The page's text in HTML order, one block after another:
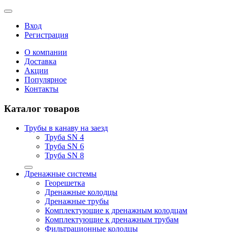
Вход
Регистрация
О компании
Доставка
Акции
Популярное
Контакты
Каталог товаров
Трубы в канаву на заезд
Труба SN 4
Труба SN 6
Труба SN 8
Дренажные системы
Георешетка
Дренажные колодцы
Дренажные трубы
Комплектующие к дренажным колодцам
Комплектующие к дренажным трубам
Фильтрационные колодцы